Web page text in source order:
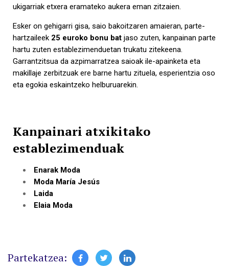
ukigarriak etxera eramateko aukera eman zitzaien.
Esker on gehigarri gisa, saio bakoitzaren amaieran, parte-
hartzaileek 25 euroko bonu bat jaso zuten, kanpainan parte
hartu zuten establezimenduetan trukatu zitekeena.
Garrantzitsua da azpimarratzea saioak ile-apainketa eta
makillaje zerbitzuak ere barne hartu zituela, esperientzia oso
eta egokia eskaintzeko helburuarekin.
Kanpainari atxikitako
establezimenduak
Enarak Moda
Moda María Jesús
Laida
Elaia Moda
Partekatzea: